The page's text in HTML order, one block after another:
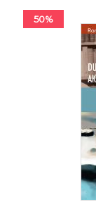
50%